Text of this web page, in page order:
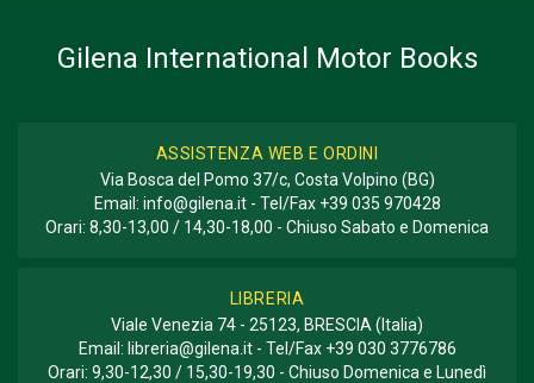
Gilena International Motor Books
ASSISTENZA WEB E ORDINI
Via Bosca del Pomo 37/c, Costa Volpino (BG)
Email: info@gilena.it- Tel/Fax +39 035 970428
Orari: 8,30-13,00 / 14,30-18,00 - Chiuso Sabato e Domenica
LIBRERIA
Viale Venezia 74 - 25123, BRESCIA (Italia)
Email: libreria@gilena.it- Tel/Fax +39 030 3776786
Orari: 9,30-12,30 / 15,30-19,30 - Chiuso Domenica e Lunedì